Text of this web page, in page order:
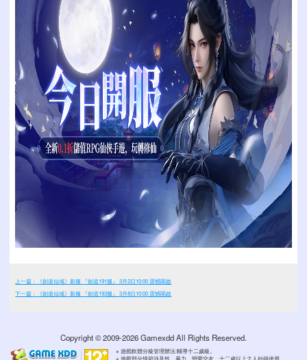
上一篇：《劍道仙域》新服 『劍道191服』 3月2日10:00 震憾開啟
下一篇：《劍道仙域》新服 『劍道193服』 3月8日10:00 震憾開啟
Copyright © 2009-2026 Gamexdd All Rights Reserved.
※ 遊戲軟體分級管理辦法:輔導十二歲級。